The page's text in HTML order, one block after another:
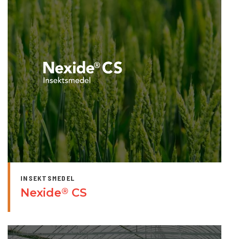
INSEKTSMEDEL
Nexide® CS